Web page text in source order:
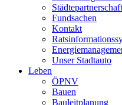
Fundsachen
Kontakt
Unser Stadtauto
Leben
ÖPNV
Bauen
Bauleitplanung